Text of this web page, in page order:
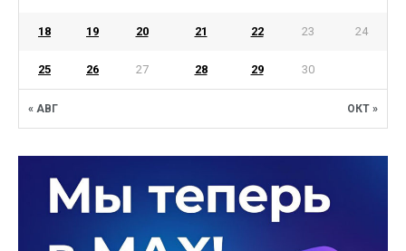
« АВГ ОКТ »
18 19 20 21 22 23 24
25 26 27 28 29 30